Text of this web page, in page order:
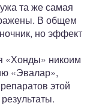
та же самая
В общем
но эффект
«Хонды» никоим
«Эвалар»,
этой